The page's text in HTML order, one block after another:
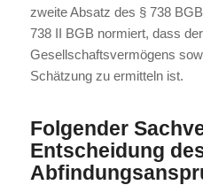
zweite Absatz des § 738
738 II BGB normiert, dass
Gesellschaftsvermögens
Schätzung zu ermitteln ist.
Folgender
Entscheidung